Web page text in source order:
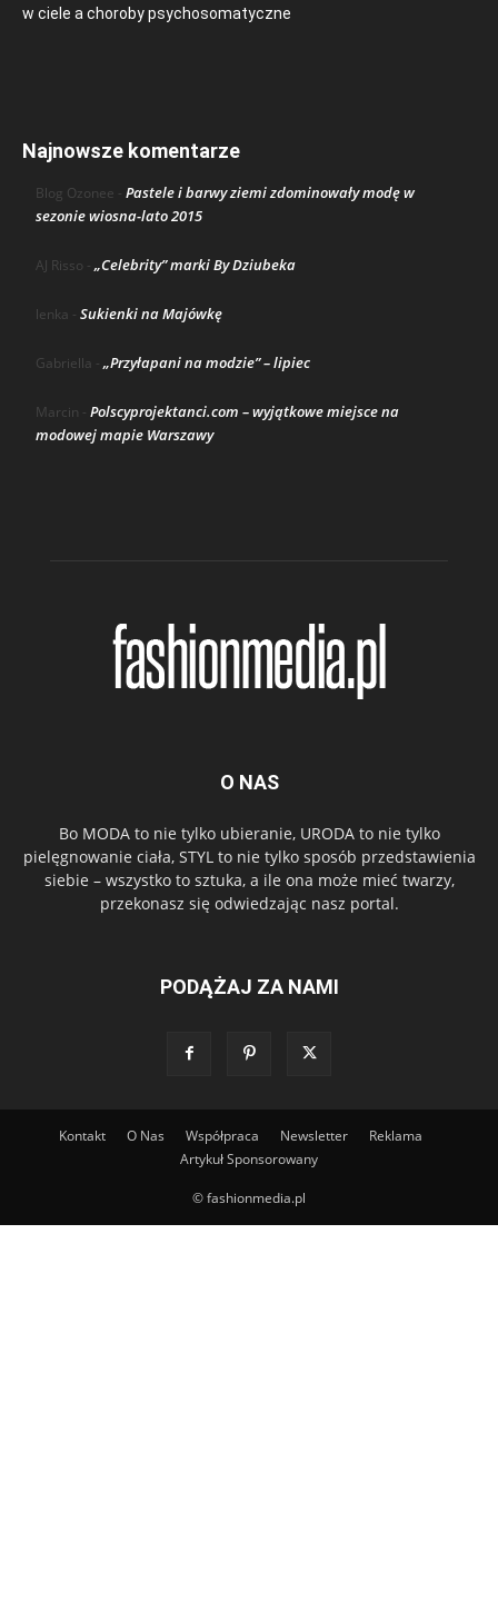
w ciele a choroby psychosomatyczne
Najnowsze komentarze
Blog Ozonee - Pastele i barwy ziemi zdominowały modę w
sezonie wiosna-lato 2015
AJ Risso - „Celebrity” marki By Dziubeka
lenka - Sukienki na Majówkę
Gabriella - „Przyłapani na modzie” – lipiec
Marcin - Polscyprojektanci.com – wyjątkowe miejsce na
modowej mapie Warszawy
O NAS
Bo MODA to nie tylko ubieranie, URODA to nie tylko
pielęgnowanie ciała, STYL to nie tylko sposób przedstawienia
siebie – wszystko to sztuka, a ile ona może mieć twarzy,
przekonasz się odwiedzając nasz portal.
PODĄŻAJ ZA NAMI
Kontakt O Nas Współpraca Newsletter
Reklama
Artykuł Sponsorowany
© fashionmedia.pl